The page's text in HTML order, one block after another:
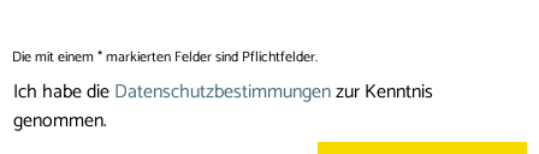
Die mit einem * markierten Felder sind Pflichtfelder.
Ich habe dieDatenschutzbestimmungenzur Kenntnis
genommen.